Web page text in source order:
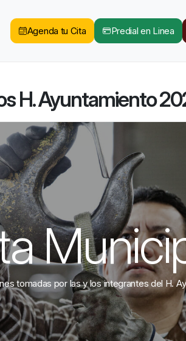
Agenda tu Cita Predial en Linea
H. Ayuntamiento
tomadas por las y los integrantes del H.